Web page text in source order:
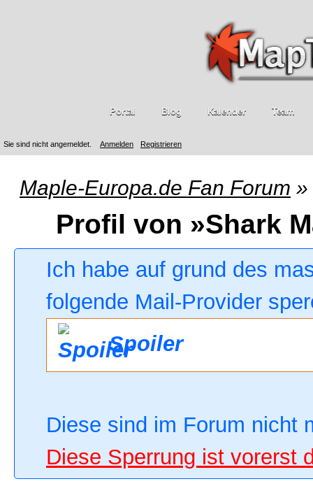
Sie sind nicht angemeldet. Anmelden Registrieren
Portal Blog Kalender Team
Maple-Europa.de Fan Forum »
Profil von »Shark
Ich habe auf grund des
folgende Mail-Provider
Spoiler
Diese sind im Forum nicht
Diese Sperrung ist vorerst